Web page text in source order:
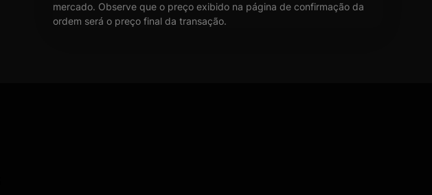
mercado. Observe que o preço exibido na página de confirmação da
ordem será o preço final da transação.